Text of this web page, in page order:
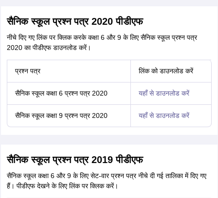
सैनिक स्कूल प्रश्न पत्र 2020 पीडीएफ
नीचे दिए गए लिंक पर क्लिक करके कक्षा 6 और 9 के लिए सैनिक स्कूल प्रश्न पत्र
2020 का पीडीएफ डाउनलोड करें।
प्रश्न पत्र लिंक को डाउनलोड करें
सैनिक स्कूल कक्षा 6 प्रश्न पत्र 2020 यहाँ से डाउनलोड करें
सैनिक स्कूल कक्षा 9 प्रश्न पत्र 2020 यहाँ से डाउनलोड करें
सैनिक स्कूल प्रश्न पत्र 2019 पीडीएफ
सैनिक स्कूल कक्षा 6 और 9 के लिए सेट-वार प्रश्न पत्र नीचे दी गई तालिका में दिए गए
हैं। पीडीएफ देखने के लिए लिंक पर क्लिक करें।